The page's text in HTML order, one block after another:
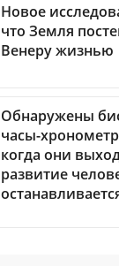
Новое
что Земля
Венеру жизнью
Обнаружены
часы-
когда они
развитие